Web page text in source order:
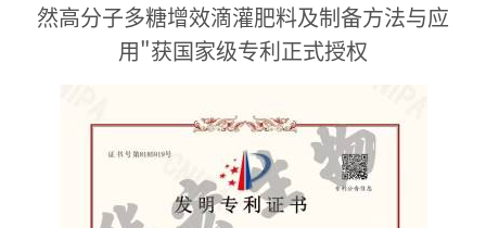
然高分子多糖增效滴灌肥料及制备方法与应
用"获国家级专利正式授权